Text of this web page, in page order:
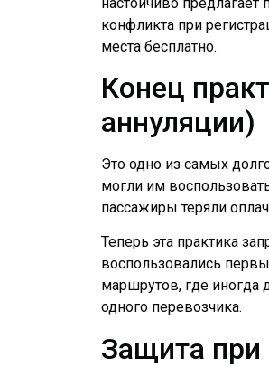
конфликта при
места бесплатно.
Конец
аннуляции)
Это одно из самых
могли им
пассажиры теряли
Теперь эта практика
воспользовались
маршрутов, где иногда
одного перевозчика.
Защита